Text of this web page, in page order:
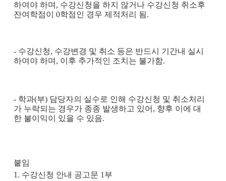
하여야 하며 , 수강신청을 하지 않거나 수강신청 취소후
잔여학점이
0학점인 경우 제적처리 됨.
- 수강신청, 수강변경 및 취소 등은 반드시 기간내 실시
하여야 하며 , 이후 추가적인 조치는 불가함.
- 학과(부) 담당자의 실수로 인해 수강신청 및 취소처리
가 누락되는 경우가 종종 발생하고 있어 , 향후 이에 대
한 불이익이 있을 수 있음.
붙임
1. 수강신청 안내 공고문 1 부